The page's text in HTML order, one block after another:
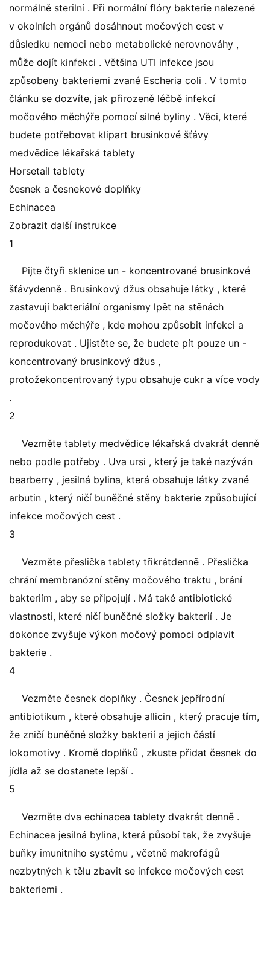
normálně sterilní . Při normální flóry bakterie nalezené
v okolních orgánů dosáhnout močových cest v
důsledku nemoci nebo metabolické nerovnováhy ,
může dojít kinfekci . Většina UTI infekce jsou
způsobeny bakteriemi zvané Escheria coli . V tomto
článku se dozvíte, jak přirozeně léčbě infekcí
močového měchýře pomocí silné byliny . Věci, které
budete potřebovat klipart brusinkové šťávy
medvědice lékařská tablety
Horsetail tablety
česnek a česnekové doplňky
Echinacea
Zobrazit další instrukce
1
Pijte čtyři sklenice un - koncentrované brusinkové
šťávydenně . Brusinkový džus obsahuje látky , které
zastavují bakteriální organismy lpět na stěnách
močového měchýře , kde mohou způsobit infekci a
reprodukovat . Ujistěte se, že budete pít pouze un -
koncentrovaný brusinkový džus ,
protožekoncentrovaný typu obsahuje cukr a více vody
.
2
Vezměte tablety medvědice lékařská dvakrát denně
nebo podle potřeby . Uva ursi , který je také nazýván
bearberry , jesilná bylina, která obsahuje látky zvané
arbutin , který ničí buněčné stěny bakterie způsobující
infekce močových cest .
3
Vezměte přeslička tablety třikrátdenně . Přeslička
chrání membranózní stěny močového traktu , brání
bakteriím , aby se připojují . Má také antibiotické
vlastnosti, které ničí buněčné složky bakterií . Je
dokonce zvyšuje výkon močový pomoci odplavit
bakterie .
4
Vezměte česnek doplňky . Česnek jepřírodní
antibiotikum , které obsahuje allicin , který pracuje tím,
že zničí buněčné složky bakterií a jejich částí
lokomotivy . Kromě doplňků , zkuste přidat česnek do
jídla až se dostanete lepší .
5
Vezměte dva echinacea tablety dvakrát denně .
Echinacea jesilná bylina, která působí tak, že zvyšuje
buňky imunitního systému , včetně makrofágů
nezbytných k tělu zbavit se infekce močových cest
bakteriemi .